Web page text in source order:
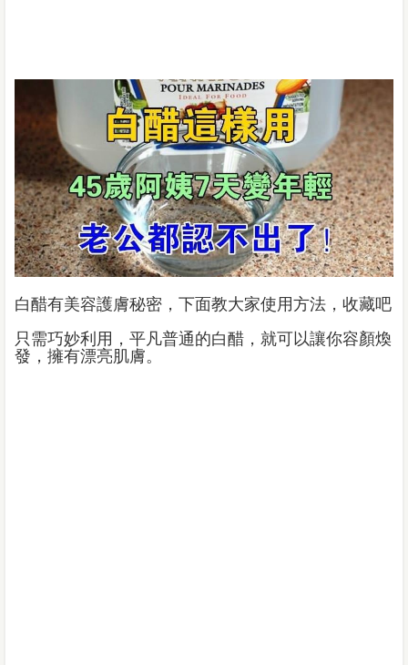
白醋有美容護膚秘密，下面教大家使用方法，收藏吧
只需巧妙利用，平凡普通的白醋，就可以讓你容顏煥
發，擁有漂亮肌膚。